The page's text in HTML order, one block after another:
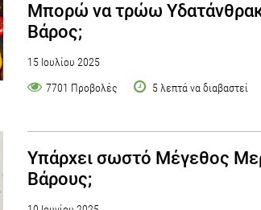
Μπορώ να τρώω
Bάρος;
15 Ιουλίου 2025
7701 Προβολές
5 λεπτά να διαβαστεί
Υπάρχει σωστό Μέγεθος
Βάρους;